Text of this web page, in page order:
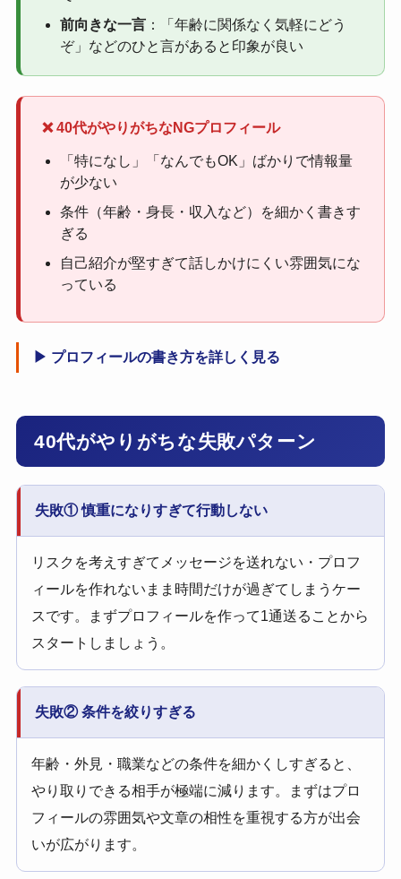
前向きな一言：「年齢に関係なく気軽にどう
ぞ」などのひと言があると印象が良い
❌ 40代がやりがちなNGプロフィール
「特になし」「なんでもOK」ばかりで情報量
が少ない
条件（年齢・身長・収入など）を細かく書きす
ぎる
自己紹介が堅すぎて話しかけにくい雰囲気にな
っている
▶ プロフィールの書き方を詳しく見る
40代がやりがちな失敗パターン
失敗① 慎重になりすぎて行動しない
リスクを考えすぎてメッセージを送れない・プロフ
ィールを作れないまま時間だけが過ぎてしまうケー
スです。まずプロフィールを作って1通送ることから
スタートしましょう。
失敗② 条件を絞りすぎる
年齢・外見・職業などの条件を細かくしすぎると、
やり取りできる相手が極端に減ります。まずはプロ
フィールの雰囲気や文章の相性を重視する方が出会
いが広がります。